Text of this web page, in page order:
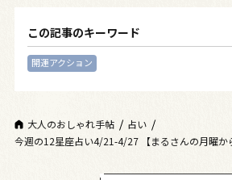
この記事のキーワード
開運アクション
大人のおしゃれ手帖
占い
今週の12星座占い4/21-4/27 【まるさんの月曜か